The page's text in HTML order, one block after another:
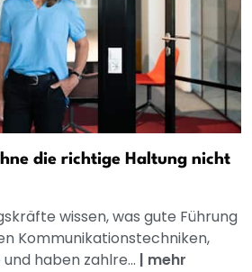
die richtige Haltung nicht
wissen, was gute Führung
Kommunikationstechniken,
haben zahlre... | mehr